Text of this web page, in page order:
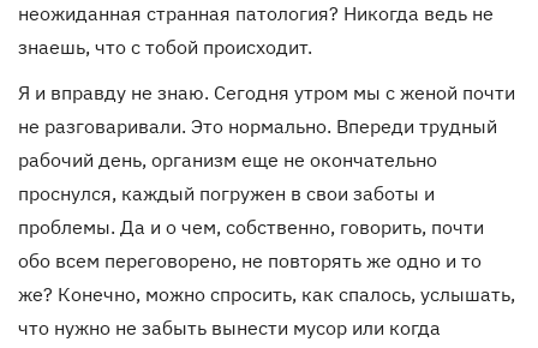
неожиданная странная патология? Никогда ведь не
знаешь, что с тобой происходит.
Я и вправду не знаю. Сегодня утром мы с женой почти
не разговаривали. Это нормально. Впереди трудный
рабочий день, организм еще не окончательно
проснулся, каждый погружен в свои заботы и
проблемы. Да и о чем, собственно, говорить, почти
обо всем переговорено, не повторять же одно и то
же? Конечно, можно спросить, как спалось, услышать,
что нужно не забыть вынести мусор или когда